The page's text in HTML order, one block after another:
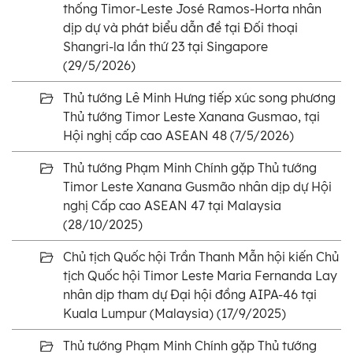
thống Timor-Leste José Ramos-Horta nhân
dịp dự và phát biểu dẫn đề tại Đối thoại
Shangri-la lần thứ 23 tại Singapore
(29/5/2026)
Thủ tướng Lê Minh Hưng tiếp xúc song phương
Thủ tướng Timor Leste Xanana Gusmao, tại
Hội nghị cấp cao ASEAN 48 (7/5/2026)
Thủ tướng Phạm Minh Chính gặp Thủ tướng
Timor Leste Xanana Gusmão nhân dịp dự Hội
nghị Cấp cao ASEAN 47 tại Malaysia
(28/10/2025)
Chủ tịch Quốc hội Trần Thanh Mẫn hội kiến Chủ
tịch Quốc hội Timor Leste Maria Fernanda Lay
nhân dịp tham dự Đại hội đồng AIPA-46 tại
Kuala Lumpur (Malaysia) (17/9/2025)
Thủ tướng Phạm Minh Chính gặp Thủ tướng